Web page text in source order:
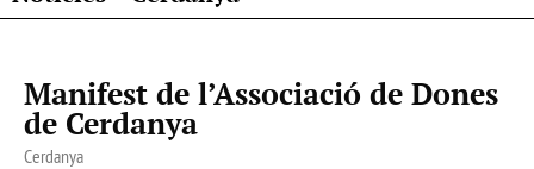
Manifest de l’Associació de Dones
de Cerdanya
Cerdanya